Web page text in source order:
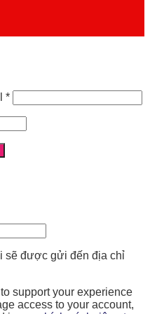
*
sẽ được gửi đến địa chỉ
support your experience
access to your account,